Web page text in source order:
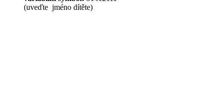
(uveďte jméno dítěte)